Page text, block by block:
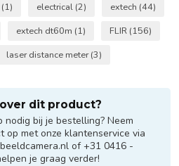
(1) electrical (2) extech (44)
extech dt60m (1) FLIR (156)
laser distance meter(3)
dit product?
nodig bij je bestelling? Neem
op met onze klantenservice via
of +31 0416 -
je graag verder!